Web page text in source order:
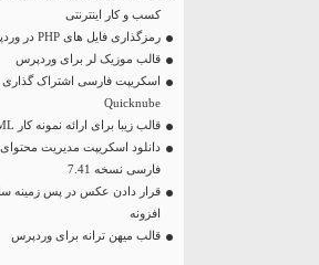
کسب و کار اینترنتی
رمزگذاری فایل های PHP در وردپرس
قالب موزیک لر برای وردپرس
اسکریپت فارسی اشتراک گذاری
Quicknube
قالب زیبا برای ارائه نمونه کار HTML
دانلود اسکریپت مدیریت محتوای
فارسی نسخه 7.41
قرار دادن عکس در پس زمینه
افزونه
قالب میهن ترانه برای وردپرس